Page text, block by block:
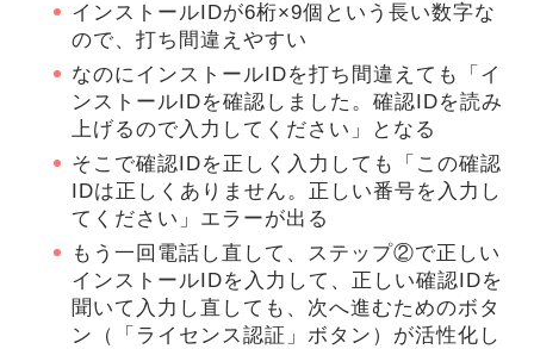
インストールIDが6桁×9個という長い数字な
ので、打ち間違えやすい
なのにインストールIDを打ち間違えても「イ
ンストールIDを確認しました。確認IDを読み
上げるので入力してください」となる
そこで確認IDを正しく入力しても「この確認
IDは正しくありません。正しい番号を入力し
てください」エラーが出る
もう一回電話し直して、ステップ②で正しい
インストールIDを入力して、正しい確認IDを
聞いて入力し直しても、次へ進むためのボタ
ン（「ライセンス認証」ボタン）が活性化し